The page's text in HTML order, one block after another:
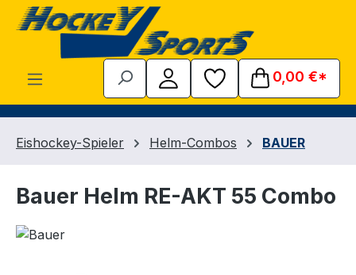
Zum Hauptinhalt springen
0,00 €*
Eishockey-Spieler Helm-Combos BAUER
Bauer Helm RE-AKT 55 Combo